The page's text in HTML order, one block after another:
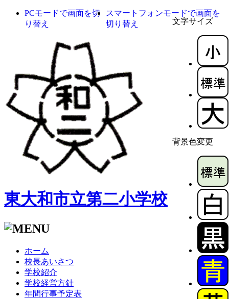
文字サイズ
背景色変更
PCモードで画面を切
り替え
スマートフォンモードで画面を
切り替え
東大和市立第二小学校
ホーム
校長あいさつ
学校紹介
学校経営方針
年間行事予定表